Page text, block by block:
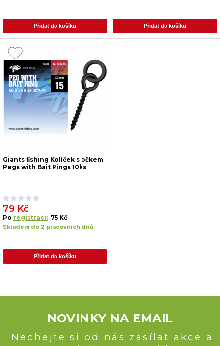
Přidat do košíku Přidat do košíku
Giants fishing Kolíček s očkem
Pegs with Bait Rings 10ks
79 Kč
Po registraci: 75 Kč
Skladem do 2 pracovních dnů
Přidat do košíku
NOVINKY NA EMAIL
Nechejte si od nás zasílat akce a